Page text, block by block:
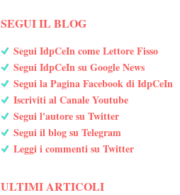
SEGUI IL BLOG
Segui IdpCeIn come Lettore Fisso
Segui IdpCeIn su Google News
Segui la Pagina Facebook di IdpCeIn
Iscriviti al Canale Youtube
Segui l'autore su Twitter
Segui il blog su Telegram
Leggi i commenti su Twitter
ULTIMI ARTICOLI